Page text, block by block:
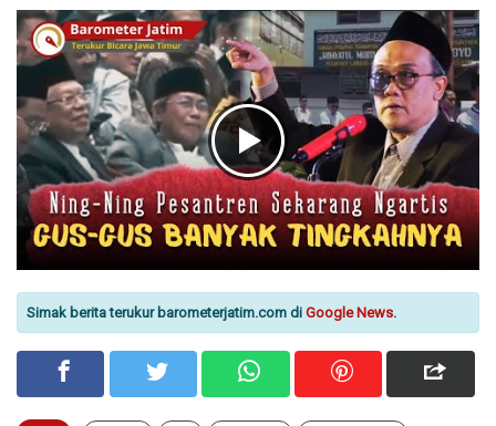
Simak berita terukur barometerjatim.com di Google News.